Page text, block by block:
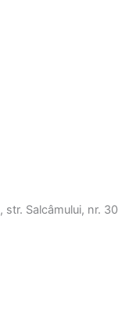
str. Salcâmului, nr. 30